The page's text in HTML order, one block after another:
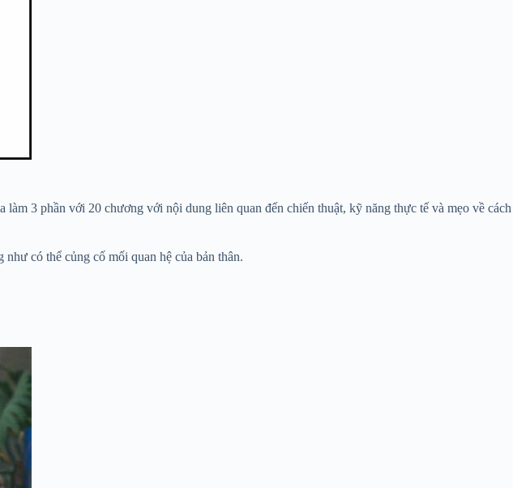
làm 3 phần với 20 chương với nội dung liên quan đến chiến thuật, kỹ năng thực tế và mẹo về cách
có thể củng cố mối quan hệ của bản thân.